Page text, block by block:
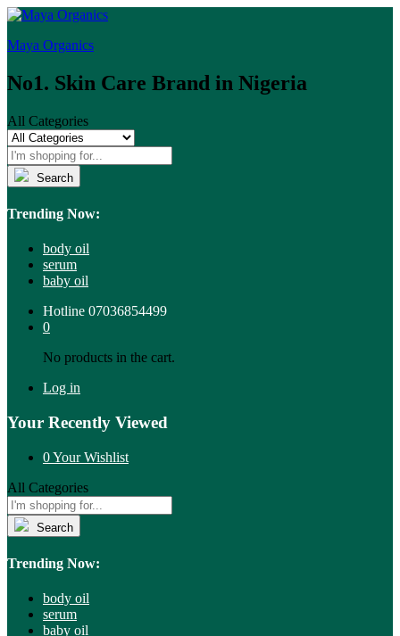
Maya Organics
No1. Skin Care Brand in Nigeria
All Categories
Search
Trending Now:
body oil
serum
baby oil
Hotline 07036854499
0
No products in the cart.
Log in
Your Recently Viewed
0Your Wishlist
All Categories
Search
Trending Now:
body oil
serum
baby oil